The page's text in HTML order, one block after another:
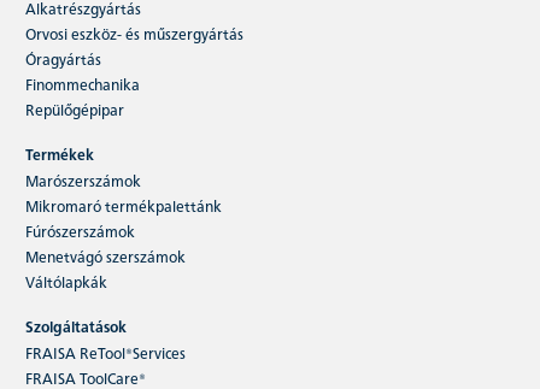
Alkatrészgyártás
Orvosi eszköz- és műszergyártás
Óragyártás
Finommechanika
Repülőgépipar
Termékek
Marószerszámok
Mikromaró termékpalettánk
Fúrószerszámok
Menetvágó szerszámok
Váltólapkák
Szolgáltatások
FRAISA ReTool®Services
FRAISA ToolCare®